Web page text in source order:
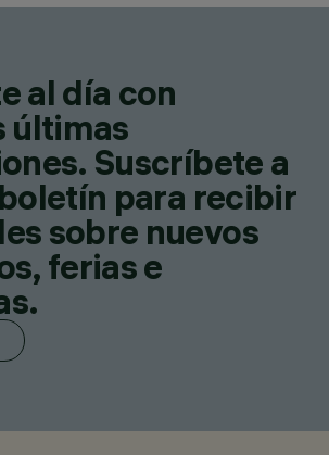
al día con
últimas
Suscríbete a
para recibir
sobre nuevos
ferias e